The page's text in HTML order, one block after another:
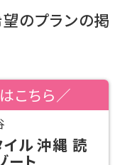
のプランの掲
こちら／
イル 沖縄 読